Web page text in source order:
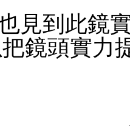
見到此鏡
鏡頭實力